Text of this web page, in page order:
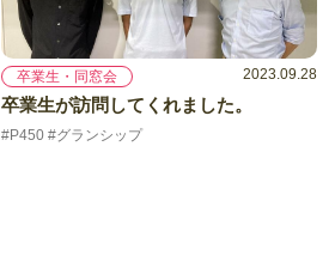
卒業生・同窓会 2023.09.28
卒業生が訪問してくれました。
#P450 #グランシップ